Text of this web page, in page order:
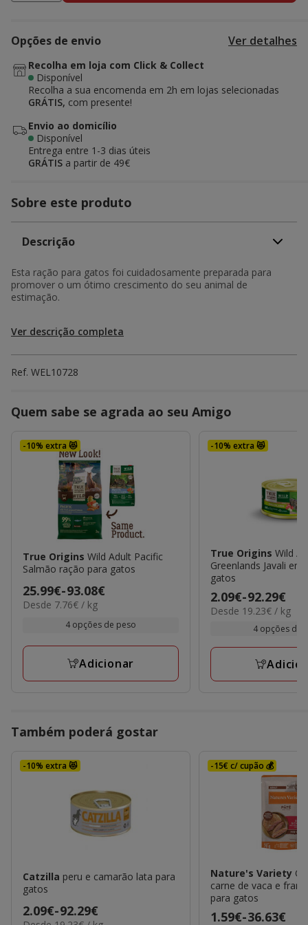
Opções de envio Ver detalhes
Recolha em loja com Click & Collect
Disponível
Recolha a sua encomenda em 2h em lojas selecionadas
GRÁTIS, com presente!
Envio ao domicílio
Disponível
Entrega entre 1-3 dias úteis
GRÁTIS a partir de 49€
Sobre este produto
Descrição
Esta ração para gatos foi cuidadosamente preparada para
promover o um ótimo crescimento do seu animal de
estimação.
Ver descrição completa
Ref. WEL10728
Quem sabe se agrada ao seu Amigo
-10% extra 😻
True Origins Wild Adult Pacific
Salmão ração para gatos
Preço
de
25.99€-93.08€
7.76€
Desde 7.76€ / kg
4 opções de peso
Adicionar
-10% extra 😻
True OriginsWild
Greenlands Javali em
gatos
Preço
de
a
2.09€-92.29€
19.23€
Desde 19.23€ / kg
4 opções de
Também poderá gostar
-10% extra 😻
Catzilla peru e camarão lata para
gatos
Preço
2.09€-92.29€
-15€ c/ cupão 💰
Nature's Variety
carne de vaca e
para gatos
Preço
1.59€-36.63€